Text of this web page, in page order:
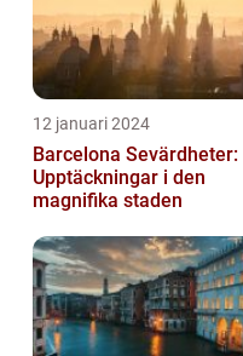
12 januari 2024
Barcelona Sevärdheter:
Upptäckningar i den
magnifika staden